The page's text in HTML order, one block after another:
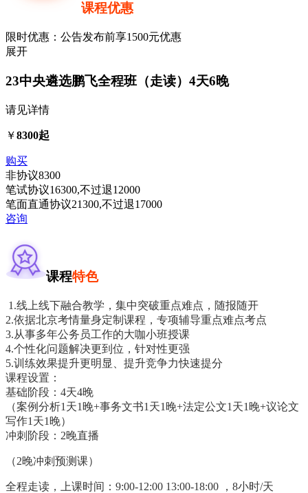
课程优惠
限时优惠：公告发布前享1500元优惠
展开
23中央遴选鹏飞全程班（走读） 4天6晚
请见详情
￥8300起
购买
非协议8300
笔试协议16300,不过退12000
笔面直通协议21300,不过退17000
咨询
课程特色
1.线上线下融合教学，集中突破重点难点，随报随开
2.依据北京考情量身定制课程，专项辅导重点难点考点
3.从事多年公务员工作的大咖小班授课
4.个性化问题解决更到位，针对性更强
5.训练效果提升更明显、提升竞争力快速提分
课程设置：
基础阶段：4天4晚
（案例分析1天1晚+事务文书1天1晚+法定公文1天1晚+议论文
写作1天1晚）
冲刺阶段：2晚直播
（2晚冲刺预测课）
全程走读， 上课时间：9:00-12:00 13:00-18:00 ，8小时/天